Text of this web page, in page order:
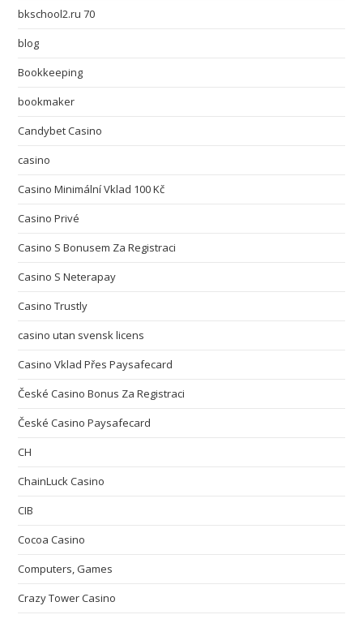
bkschool2.ru 70
blog
Bookkeeping
bookmaker
Candybet Casino
casino
Casino Minimální Vklad 100 Kč
Casino Privé
Casino S Bonusem Za Registraci
Casino S Neterapay
Casino Trustly
casino utan svensk licens
Casino Vklad Přes Paysafecard
České Casino Bonus Za Registraci
České Casino Paysafecard
CH
ChainLuck Casino
CIB
Cocoa Casino
Computers, Games
Crazy Tower Сasino